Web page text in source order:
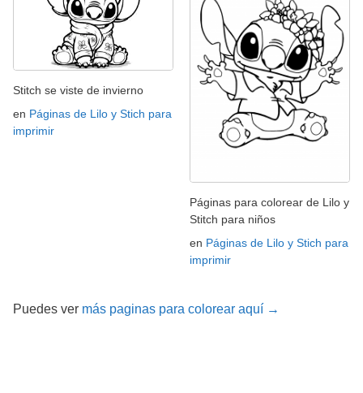
Stitch se viste de invierno
en Páginas de Lilo y Stich para
imprimir
Páginas para colorear de Lilo y
Stitch para niños
en Páginas de Lilo y Stich para
imprimir
Puedes ver más paginas para colorear aquí →